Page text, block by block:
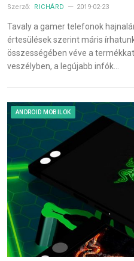
Szerző: RICHÁRD 2019-02-23
Tavaly a gamer telefonok
értesülések szerint máris
összességében véve a
veszélyben, a legújabb infók…
ANDROID MOBILOK